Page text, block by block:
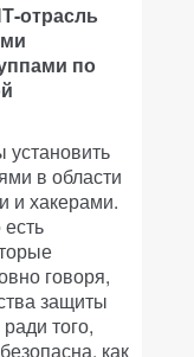
отрасль
по
установить
в области
и хакерами.
говоря,
защиты
того,
как